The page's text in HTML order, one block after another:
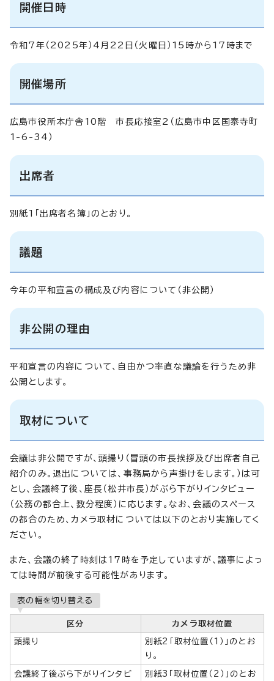
開催日時
令和7年（2025年）4月22日（火曜日）15時から17時まで
開催場所
広島市役所本庁舎10階 市長応接室2（広島市中区国泰寺町
1-6-34）
出席者
別紙1「出席者名簿」のとおり。
議題
今年の平和宣言の構成及び内容について（非公開）
非公開の理由
平和宣言の内容について、自由かつ率直な議論を行うため非
公開とします。
取材について
会議は非公開ですが、頭撮り（冒頭の市長挨拶及び出席者自己
紹介のみ。退出については、事務局から声掛けをします。）は可
とし、会議終了後、座長（松井市長）がぶら下がりインタビュー
（公務の都合上、数分程度）に応じます。なお、会議のスペース
の都合のため、カメラ取材については以下のとおり実施してく
ださい。
また、会議の終了時刻は17時を予定していますが、議事によっ
ては時間が前後する可能性があります。
表の幅を切り替える
区分 カメラ取材位置
頭撮り
別紙2「取材位置（1）」のとお
り。
会議終了後ぶら下がりインタビ
別紙3「取材位置（2）」のとお